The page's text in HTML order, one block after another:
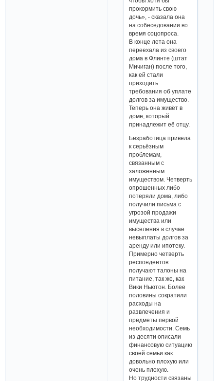
прокормить свою
дочь», - сказала она
на собеседовании во
время соцопроса.
В конце лета она
переехала из своего
дома в Флинте (штат
Мичиган) после того,
как ей стали
приходить
требования об уплате
долгов за имущество.
Теперь она живёт в
доме, который
принадлежит её отцу.
Безработица привела
к серьёзным
проблемам,
связанным с
заложенным
имуществом. Четверть
опрошенных либо
потеряли дома, либо
получили письма с
угрозой продажи
имущества или
выселения в случае
невыплаты долгов за
аренду или ипотеку.
Примерно четверть
респондентов
получают талоны на
питание, так же, как
Вики Ньютон. Более
половины сократили
расходы на
развлечения и
предметы первой
необходимости. Семь
из десяти описали
финансовую ситуацию
своей семьи как
довольно плохую или
очень плохую.
Но трудности связаны